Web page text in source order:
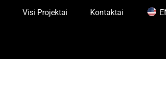
Visi Projektai Kontaktai